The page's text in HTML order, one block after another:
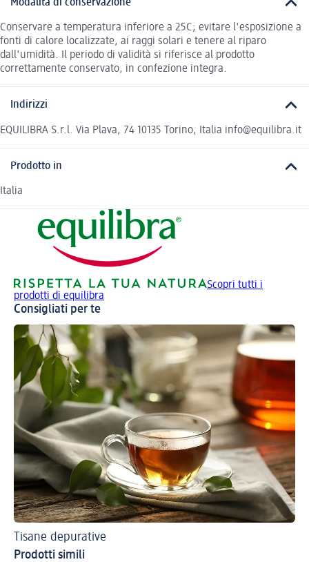
Modalità di conservazione
Conservare a temperatura inferiore a 25C; evitare l'esposizione a
fonti di calore localizzate, ai raggi solari e tenere al riparo
dall'umidità. Il periodo di validità si riferisce al prodotto
correttamente conservato, in confezione integra.
Indirizzi
EQUILIBRA S.r.l. Via Plava, 74 10135 Torino, Italia info@equilibra.it
Prodotto in
Italia
Scopri tutti i
prodotti di equilibra
Consigliati per te
Tisane depurative
Prodotti simili